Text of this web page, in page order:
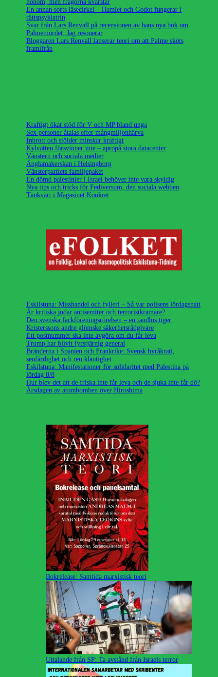
honom, men frågorna kvarstår
En annan sorts läsecirkel – Hamlet och Godot fungerar i
rättspsykiatrin
Svar från Lars Renvall på recensionen av hans nya bok om
Palmemordet: Jag resonerar
Bloggaren Lars Renvall lanserar teori om att Palme sköts
framifrån
Kraftigt ökat stöd för V och MP bland unga
Sex personer åtalas efter mångmiljonhärva
Inbrott och stölder minskar kraftigt
Kylvatten försvinner inte – apropå stora datacenter
Vänstern och sociala medier
Änglamakerskan i Helsingborg
Vänsterpartiets familjepaket
En dömd palestinier i Israel behöver inte vara skyldig
Nya tips och tricks för Fediversum, den sociala webben
Tänkvärt i Magasinet Konkret
Eskilstuna: Misshandel och fylleri – Så var polisens lördagsnatt
Är kritiska judar antisemiter och terroristkramare?
Den svenska fackföreningsrörelsen – en tandlös tiger
Kristerssons andre glömske säkerhetsrådgivare
Ett postnummer ska inte avgöra om du får leva
Trump har blivit fyrstjärnig general
Bränderna i Spanien och Frankrike: Svensk byråkrati,
senfärdighet och ren klantighet
Eskilstuna: Manifestationer för solidaritet med Palestina på
lördag 8/8
Hur blev det att de friska inte får leva och de sjuka inte får dö?
Årsdagen av atombomben över Hiroshima
Bokrelease: Samtida marxistisk teori
Uttalande från SP: Ta avstånd från Israels terror